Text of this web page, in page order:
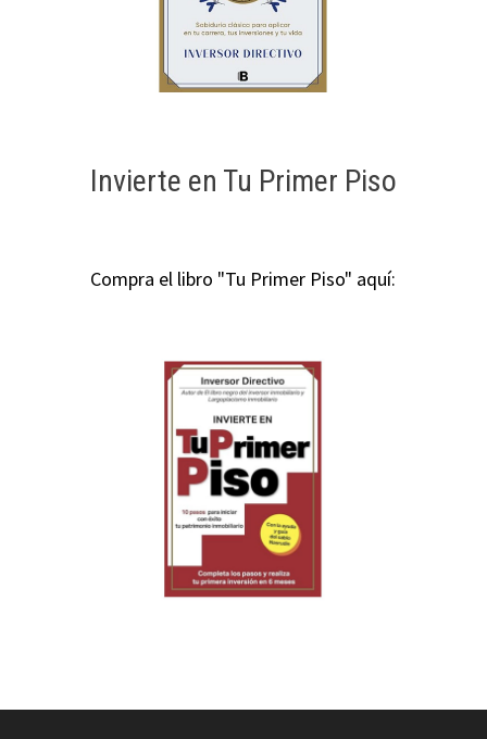
Invierte en Tu Primer Piso
Compra el libro "Tu Primer Piso" aquí: